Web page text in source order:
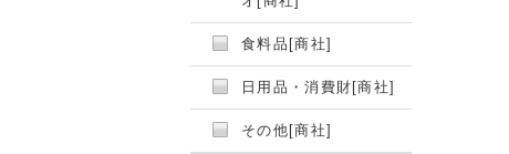
食料品[商社]
日用品・消費財[商社]
その他[商社]